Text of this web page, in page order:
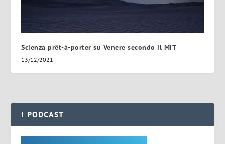
Scienza prêt-à-porter su Venere secondo il MIT
13/12/2021
I PODCAST